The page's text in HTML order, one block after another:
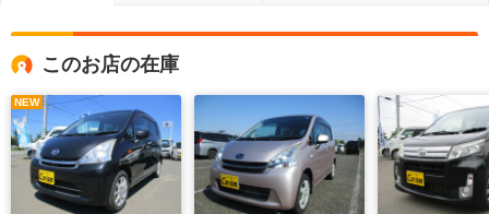
このお店の在庫
NEW